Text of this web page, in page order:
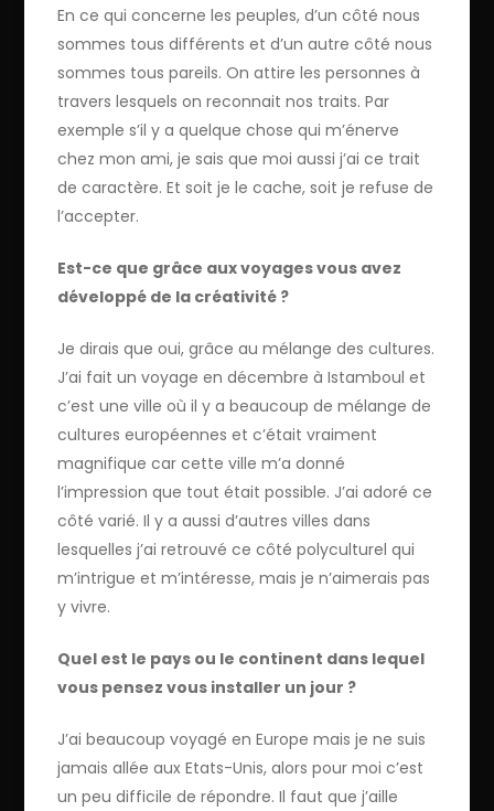
En ce qui concerne les peuples, d’un côté nous
sommes tous différents et d’un autre côté nous
sommes tous pareils. On attire les personnes à
travers lesquels on reconnait nos traits. Par
exemple s’il y a quelque chose qui m’énerve
chez mon ami, je sais que moi aussi j’ai ce trait
de caractère. Et soit je le cache, soit je refuse de
l’accepter.
Est-ce que grâce aux voyages vous avez
développé de la créativité ?
Je dirais que oui, grâce au mélange des cultures.
J’ai fait un voyage en décembre à Istamboul et
c’est une ville où il y a beaucoup de mélange de
cultures européennes et c’était vraiment
magnifique car cette ville m’a donné
l’impression que tout était possible. J’ai adoré ce
côté varié. Il y a aussi d’autres villes dans
lesquelles j’ai retrouvé ce côté polyculturel qui
m’intrigue et m’intéresse, mais je n’aimerais pas
y vivre.
Quel est le pays ou le continent dans lequel
vous pensez vous installer un jour ?
J’ai beaucoup voyagé en Europe mais je ne suis
jamais allée aux Etats-Unis, alors pour moi c’est
un peu difficile de répondre. Il faut que j’aille